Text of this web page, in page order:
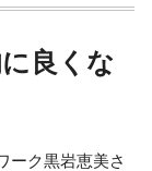
良くな
ーク黒岩恵美さ